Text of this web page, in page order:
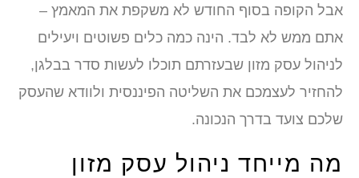
אבל הקופה בסוף החודש לא משקפת את המאמץ –
אתם ממש לא לבד. הינה כמה כלים פשוטים ויעילים
לניהול עסק מזון שבעזרתם תוכלו לעשות סדר בבלגן,
להחזיר לעצמכם את השליטה הפיננסית ולוודא שהעסק
שלכם צועד בדרך הנכונה.
מה מייחד ניהול עסק מזון